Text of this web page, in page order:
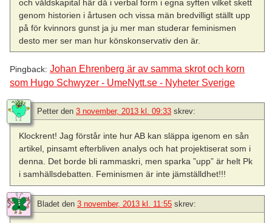
och våldskapital här då i verbal form i egna syften vilket skett
genom historien i årtusen och vissa män bredvilligt ställt upp
på för kvinnors gunst ja ju mer man studerar feminismen
desto mer ser man hur könskonservativ den är.
Pingback: Johan Ehrenberg är av samma skrot och korn
som Hugo Schwyzer - UmeNytt.se - Nyheter Sverige
Petter den 3 november, 2013 kl. 09:33 skrev:
Klockrent! Jag förstår inte hur AB kan släppa igenom en sån
artikel, pinsamt efterbliven analys och hat projektiserat som i
denna. Det borde bli rammaskri, men sparka ”upp” är helt Pk
i samhällsdebatten. Feminismen är inte jämställdhet!!!
Bladet den 3 november, 2013 kl. 11:55 skrev: